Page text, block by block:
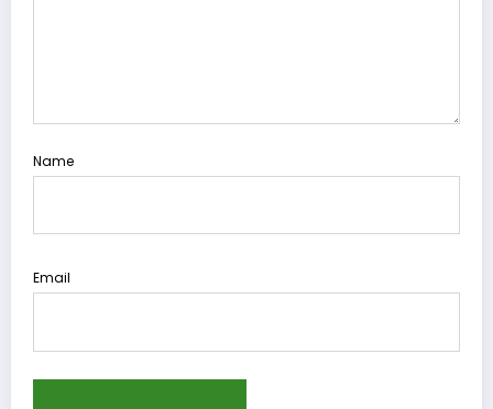
Name
Email